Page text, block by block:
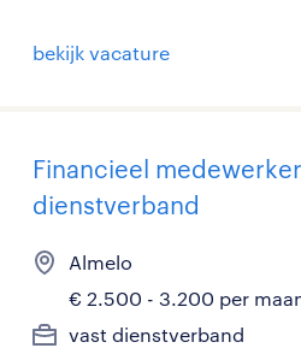
bekijk vacature
Financieel
dienstverband
Almelo
€ 2.500 - 3.200 per
vast dienstverband